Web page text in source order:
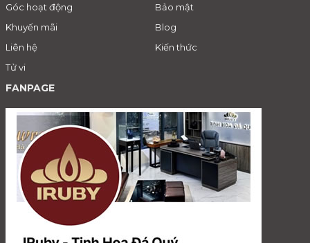
Góc hoạt động
Bảo mật
Khuyến mãi
Blog
Liên hệ
Kiến thức
Tử vi
FANPAGE